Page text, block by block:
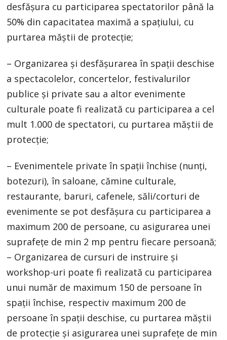
desfășura cu participarea spectatorilor până la
50% din capacitatea maximă a spațiului, cu
purtarea măștii de protecție;
– Organizarea și desfășurarea în spații deschise
a spectacolelor, concertelor, festivalurilor
publice și private sau a altor evenimente
culturale poate fi realizată cu participarea a cel
mult 1.000 de spectatori, cu purtarea măștii de
protecție;
– Evenimentele private în spații închise (nunți,
botezuri), în saloane, cămine culturale,
restaurante, baruri, cafenele, săli/corturi de
evenimente se pot desfășura cu participarea a
maximum 200 de persoane, cu asigurarea unei
suprafețe de min 2 mp pentru fiecare persoană;
– Organizarea de cursuri de instruire și
workshop-uri poate fi realizată cu participarea
unui număr de maximum 150 de persoane în
spații închise, respectiv maximum 200 de
persoane în spații deschise, cu purtarea măștii
de protecție și asigurarea unei suprafețe de min